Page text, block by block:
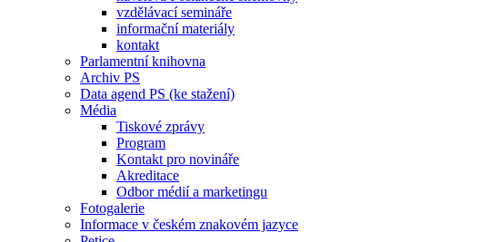
vzdělávací semináře
informační materiály
kontakt
Parlamentní knihovna
Archiv PS
Data agend PS (ke stažení)
Média
Tiskové zprávy
Program
Kontakt pro novináře
Akreditace
Odbor médií a marketingu
Fotogalerie
Informace v českém znakovém jazyce